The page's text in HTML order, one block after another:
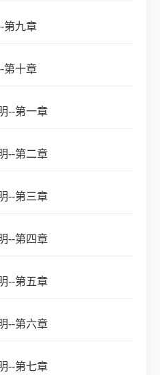
第九章
第十章
--第一章
--第二章
--第三章
--第四章
--第五章
--第六章
--第七章